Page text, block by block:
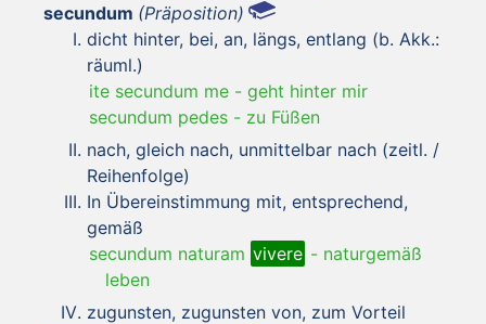
secundum (Präposition)
dicht hinter, bei, an, längs, entlang (b. Akk.:
räuml.)
ite secundum me - geht hinter mir
secundum pedes - zu Füßen
nach, gleich nach, unmittelbar nach (zeitl. /
Reihenfolge)
In Übereinstimmung mit, entsprechend,
gemäß
secundum naturam vivere - naturgemäß
leben
zugunsten, zugunsten von, zum Vorteil